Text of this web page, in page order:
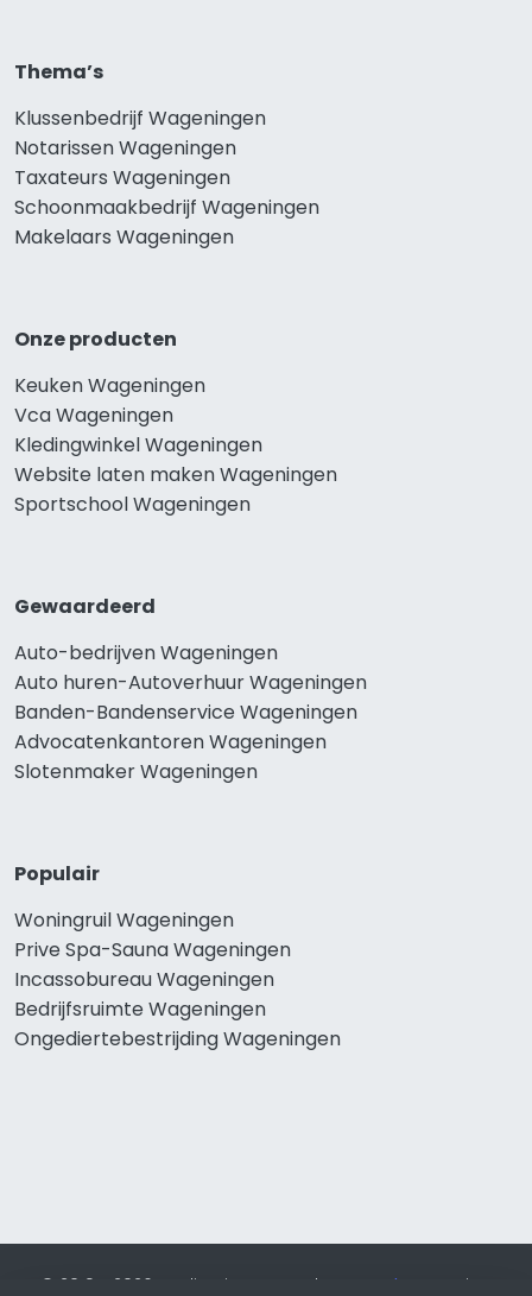
Thema’s
Klussenbedrijf Wageningen
Notarissen Wageningen
Taxateurs Wageningen
Schoonmaakbedrijf Wageningen
Makelaars Wageningen
Onze producten
Keuken Wageningen
Vca Wageningen
Kledingwinkel Wageningen
Website laten maken Wageningen
Sportschool Wageningen
Gewaardeerd
Auto-bedrijven Wageningen
Auto huren-Autoverhuur Wageningen
Banden-Bandenservice Wageningen
Advocatenkantoren Wageningen
Slotenmaker Wageningen
Populair
Woningruil Wageningen
Prive Spa-Sauna Wageningen
Incassobureau Wageningen
Bedrijfsruimte Wageningen
Ongediertebestrijding Wageningen
© 2019 - 2026 Realisatie en SEO door SEO-bureau Lion